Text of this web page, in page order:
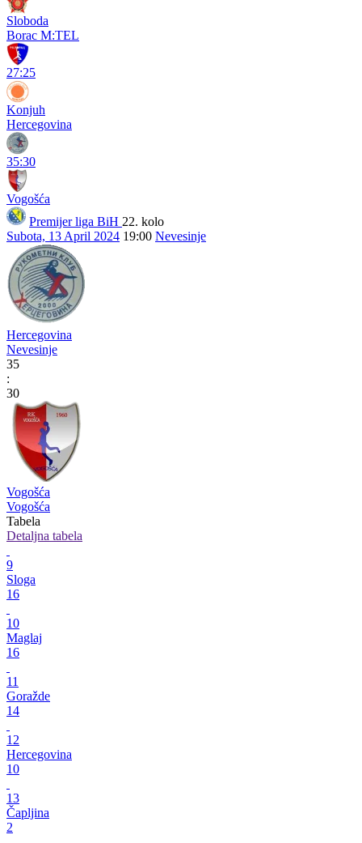
Sloboda
Borac M:TEL
27:25
Konjuh
Hercegovina
35:30
Vogošća
Premijer liga BiH 22. kolo
Subota, 13 April 2024 19:00 Nevesinje
Hercegovina
Nevesinje
35
:
30
Vogošća
Vogošća
Tabela
Detaljna tabela
9
Sloga
16
10
Maglaj
16
11
Goražde
14
12
Hercegovina
10
13
Čapljina
2